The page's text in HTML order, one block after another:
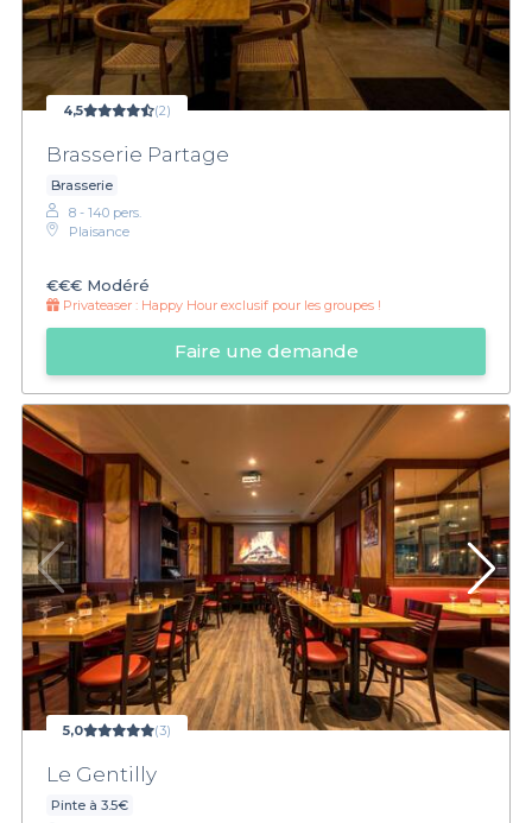
4,5 (2)
Brasserie Partage
Brasserie
8 - 140 pers.
Plaisance
€€€ Modéré
Privateaser : Happy Hour exclusif pour les groupes !
Faire une demande
5,0 (3)
Le Gentilly
Pinte à 3.5€